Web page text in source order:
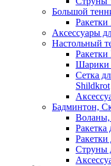
Большой
Ракетки
Аксессуары
Настольный
Шарики
Сетка
Shildkrot
Бадминтон,
Воланы,
Ракетка
Ракетки
Струны